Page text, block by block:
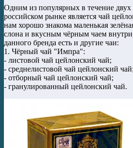
Одним из популярных в течение двух
российском рынке является чай
нам хорошо знакома маленькая
слона и вкусным чёрным чаем
данного бренда есть и другие чаи:
1. Чёрный чай "Импра":
- листовой чай цейлонский чай;
- среднелистовой чай цейлонский чай;
- отборный чай цейлонский чай;
- гранулированный цейлонский чай.